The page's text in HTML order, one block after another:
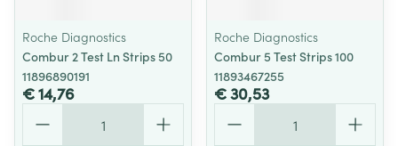
Roche Diagnostics
Combur 2 Test Ln Strips 50
11896890191
€ 14,76
Roche Diagnostics
Combur 5 Test Strips 100
11893467255
€ 30,53